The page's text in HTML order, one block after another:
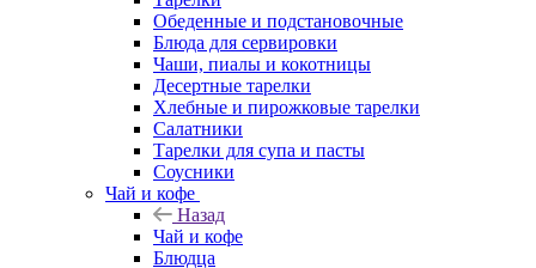
Обеденные и подстановочные
Блюда для сервировки
Чаши, пиалы и кокотницы
Десертные тарелки
Хлебные и пирожковые тарелки
Салатники
Тарелки для супа и пасты
Соусники
Чай и кофе
Назад
Чай и кофе
Блюдца